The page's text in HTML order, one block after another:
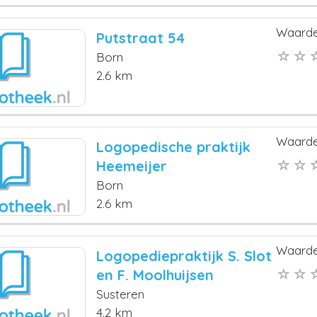
Putstraat 54
Born
2.6 km
Logopedische praktijk
Heemeijer
Born
2.6 km
Logopediepraktijk S. Slot
en F. Moolhuijsen
Susteren
4.2 km